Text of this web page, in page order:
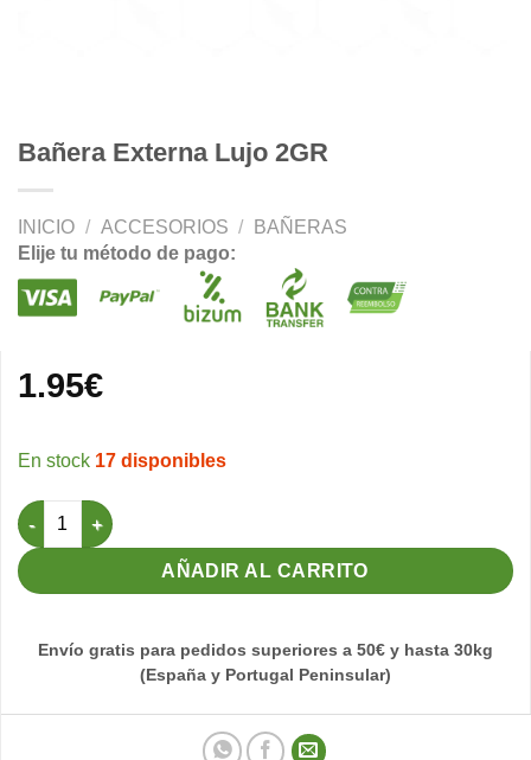
Bañera Externa Lujo 2GR
INICIO / ACCESORIOS /
BAÑERAS
Elije tu método de pago:
1.95€
17 disponibles
Bañera Externa Lujo 2GR cantidad
AÑADIR AL CARRITO
Envío gratis para pedidos superiores a 50€ y hasta 30kg
(España y Portugal Peninsular)